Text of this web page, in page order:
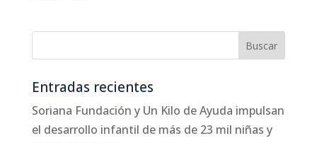
Entradas recientes
Soriana Fundación y Un Kilo de Ayuda impulsan
el desarrollo infantil de más de 23 mil niñas y